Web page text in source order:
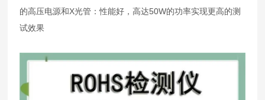
的高压电源和X光管：性能好，高达50W的功率实现更高的测
试效果